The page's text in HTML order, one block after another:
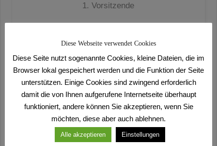
1. Vorsitzende
Diese Webseite verwendet Cookies
Diese Seite nutzt sogenannte Cookies, kleine Dateien, die im
Browser lokal gespeichert werden und die Funktion der Seite
unterstützen. Einige Cookies sind zwingend erforderlich
damit die von Ihnen aufgerufene Internetseite überhaupt
funktioniert, andere können Sie akzeptieren, wenn Sie
möchten, diese aber auch ablehnen.
Alle akzeptieren Einstellungen